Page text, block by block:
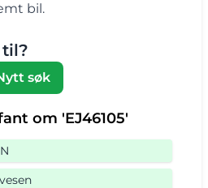
bil.
søk
om 'EJ46105'